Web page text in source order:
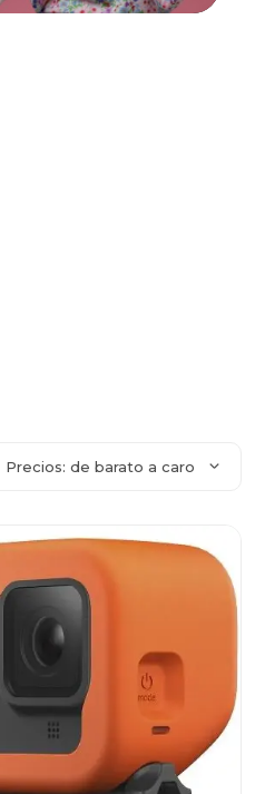
Precios: de barato a caro